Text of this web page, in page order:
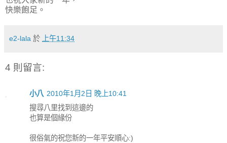
快樂飽足。
e2-lala 於 上午11:34
4 則留言:
小八 2010年1月2日 晚上10:41
搜尋八里找到這邊的
也算是個緣份
很俗氣的祝您新的一年平安順心:)